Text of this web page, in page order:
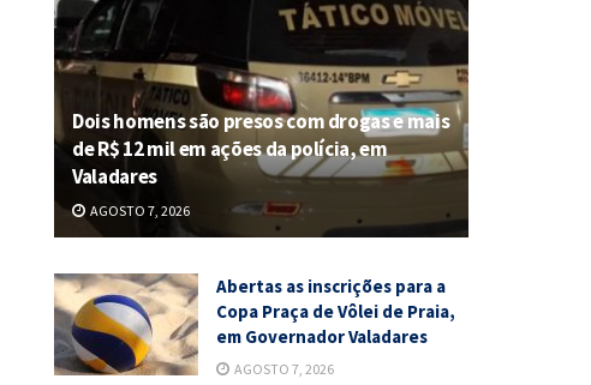
Dois homens são presos com drogas e mais
de R$ 12 mil em ações da polícia, em
Valadares
AGOSTO 7, 2026
Abertas as inscrições para a
Copa Praça de Vôlei de Praia,
em Governador Valadares
AGOSTO 7, 2026